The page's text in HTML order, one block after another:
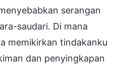
serangan
saudari. Di mana
memikirkan tindakanku
dan penyingkapan